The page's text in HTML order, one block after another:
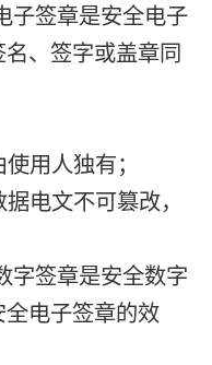
子签章是安全电子
、签字或盖章同
用人独有；
电文不可篡改，
字签章是安全数字
电子签章的效